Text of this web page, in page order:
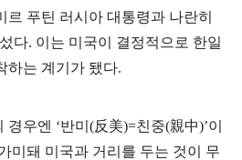
르 푸틴 러시아 대통령과 나란히
다. 이는 미국이 결정적으로 한일
하는 계기가 됐다.
경우엔 ‘반미 (反美)=친중(親中)’이
미돼 미국과 거리를 두는 것이 무